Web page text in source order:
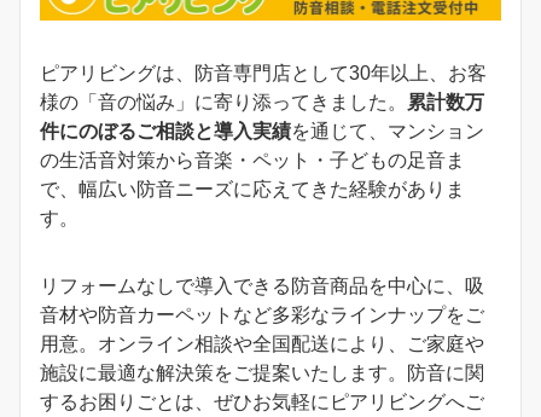
ピアリビングは、防音専門店として30年以上、お客
様の「音の悩み」に寄り添ってきました。
累計数万
件にのぼるご相談と導入実績を通じて、マンション
の生活音対策から音楽・ペット・子どもの足音ま
で、幅広い防音ニーズに応えてきた経験がありま
す。
リフォームなしで導入できる防音商品を中心に、吸
音材や防音カーペットなど多彩なラインナップをご
用意。オンライン相談や全国配送により、ご家庭や
施設に最適な解決策をご提案いたします。防音に関
するお困りごとは、ぜひお気軽にピアリビングへご